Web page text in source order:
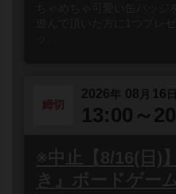
ちゃめちゃ可愛い缶バッジ
遊んで頂いた方に1つプレ
締切
2026年 08 月 16 日
13:00～
※中止【8/16(日)
き』ボードゲー